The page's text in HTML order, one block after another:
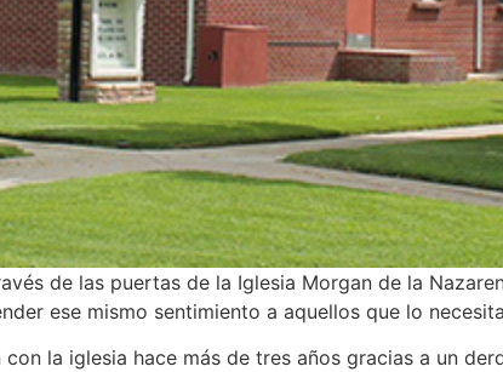
de las puertas de la Iglesia Morgan de la
ese mismo sentimiento a aquellos que lo
la iglesia hace más de tres años gracias a un